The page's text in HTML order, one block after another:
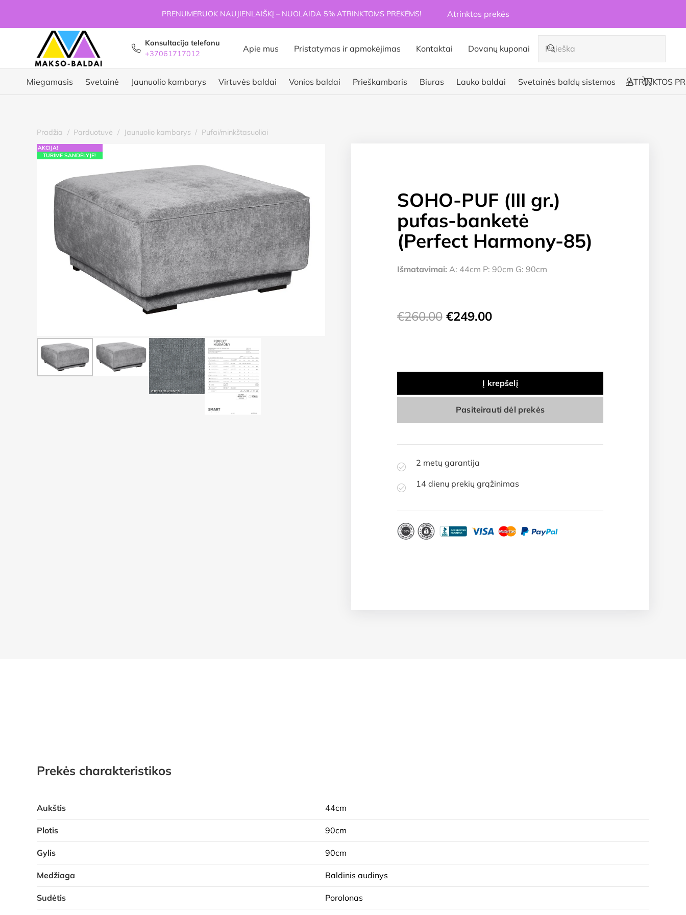
PRENUMERUOK NAUJIENLAIŠKĮ – NUOLAIDA 5% ATRINKTOMS PREKĖMS! Atrinktos prekės
Konsultacija telefonu
+37061717012
Apie mus Pristatymas ir apmokėjimas Kontaktai Dovanų kuponai
Miegamasis Svetainė Jaunuolio kambarys Virtuvės baldai Vonios baldai Prieškambaris Biuras Lauko baldai Svetainės baldų sistemos ATRINKTOS
Pradžia / Parduotuvė / Jaunuolio kambarys / Pufai/minkštasuoliai
AKCIJA!
TURIME SANDĖLYJE!
SOHO-PUF (III gr.)
pufas-banketė
(Perfect Harmony-85)
Išmatavimai: A: 44cm P: 90cm G: 90cm
€260.00 Original
€260.00.
€249.00Current
€249.00.
Į krepšelį
Pasiteirauti dėl prekės
2 metų garantija
14 dienų prekių grąžinimas
Prekės charakteristikos
Aukštis 44cm
Plotis 90cm
Gylis 90cm
Medžiaga Baldinis audinys
Sudėtis Porolonas